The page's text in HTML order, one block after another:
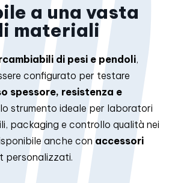
a una vasta
materiali
di pesi e pendoli,
configurato per testare
spessore, resistenza e
lo strumento ideale per laboratori
packaging e controllo qualità nei
anche conaccessori
personalizzati.